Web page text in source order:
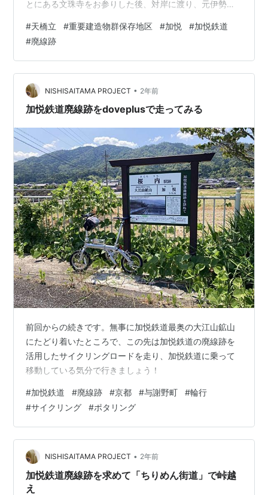
とにある文珠寺をお参りした後、対岸に渡り、元伊勢籠
地区である加悦の集落に向かいます。加悦の集落を散策
した後、加悦鉄道の廃線跡のサイクリングロードを走っ
て与謝野駅まで行き戻りました。 ランキング参加中自転
車 A double-header, a morning ride to Motoise Shrine in
Oe Town, followed b…
#天橋立 #重要建造物群保存地区 #加悦 #加悦鉄道
#廃線跡
NISHISAITAMA PROJECT • 2年前
加悦鉄道廃線跡をdoveplusで走ってみる
前回からの続きです。無事に加悦鉄道最奥の大江山鉱山
にたどり着いたところで、この先は加悦鉄道の廃線跡を
活用したサイクリングロードを走り、加悦鉄道に乗って
移動している気分で行きましょう！
#加悦鉄道 #廃線跡 #京都 #与謝野町 #輪行
#サイクリング #ポタリング
NISHISAITAMA PROJECT • 2年前
加悦鉄道廃線跡を求めて「ちりめん街道」で峠越
え